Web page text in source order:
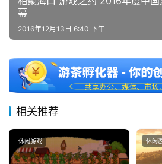
幕
2016年12月13日 6:40 下午
相关推荐
休闲游戏 休闲